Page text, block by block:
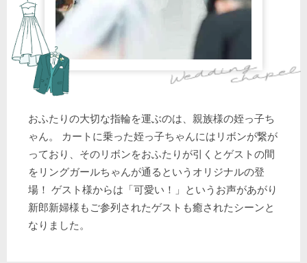
おふたりの大切な指輪を運ぶのは、親族様の姪っ子ち
ゃん。 カートに乗った姪っ子ちゃんにはリボンが繋が
っており、そのリボンをおふたりが引くとゲストの間
をリングガールちゃんが通るというオリジナルの登
場！ ゲスト様からは「可愛い！」というお声があがり
新郎新婦様もご参列されたゲストも癒されたシーンと
なりました。